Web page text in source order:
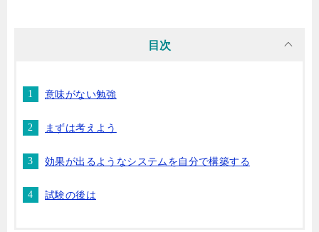
目次
意味がない勉強
まずは考えよう
効果が出るようなシステムを自分で構築する
試験の後は